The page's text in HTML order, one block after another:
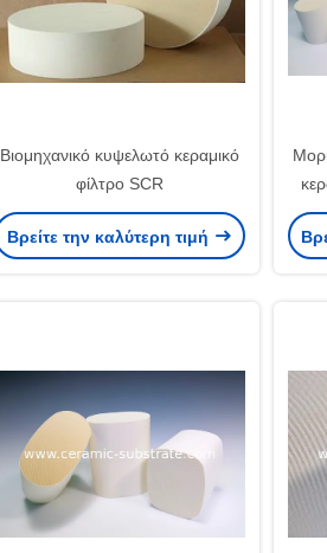
Βιομηχανικό κυψελωτό κεραμικό
φίλτρο SCR
Βρείτε την καλύτερη τιμή